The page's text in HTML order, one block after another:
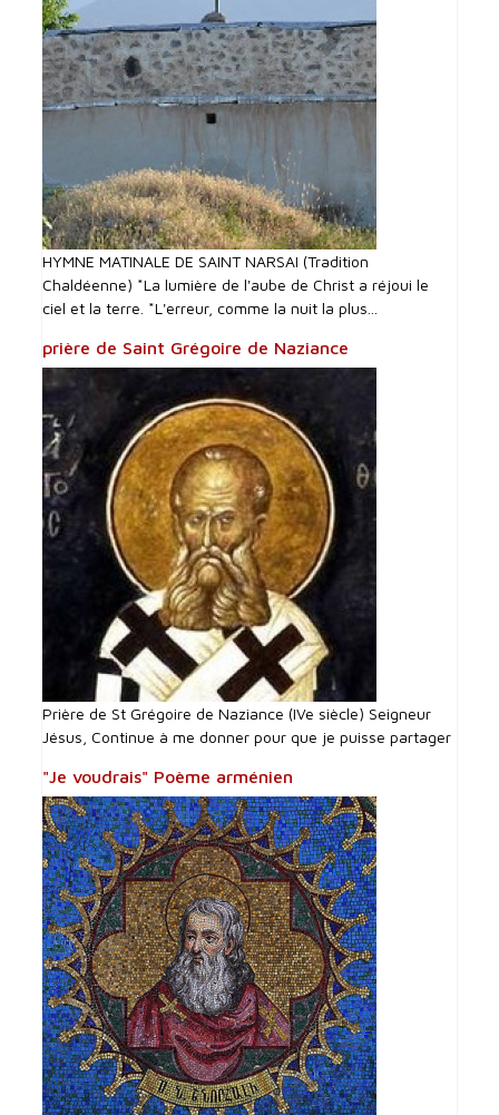
HYMNE MATINALE DE SAINT NARSAI (Tradition
Chaldéenne) *La lumière de l'aube de Christ a réjoui le
ciel et la terre. *L'erreur, comme la nuit la plus...
prière de Saint Grégoire de Naziance
Prière de St Grégoire de Naziance (IVe siècle) Seigneur
Jésus, Continue à me donner pour que je puisse partager
"Je voudrais" Poème arménien